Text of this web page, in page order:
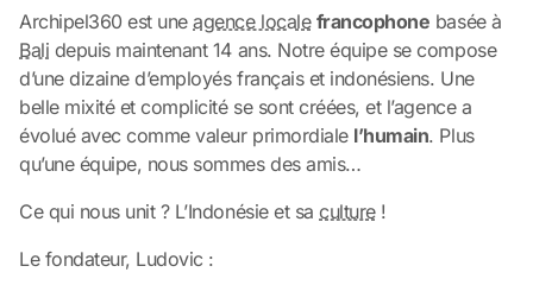
Archipel360 est uneagence locale francophone basée à
Bali depuis maintenant 14 ans. Notre équipe se compose
d’une dizaine d’employés français et indonésiens. Une
belle mixité et complicité se sont créées, et l’agence a
évolué avec comme valeur primordiale l’humain. Plus
qu’une équipe, nous sommes des amis…
Ce qui nous unit ? L’Indonésie et saculture!
Le fondateur, Ludovic :